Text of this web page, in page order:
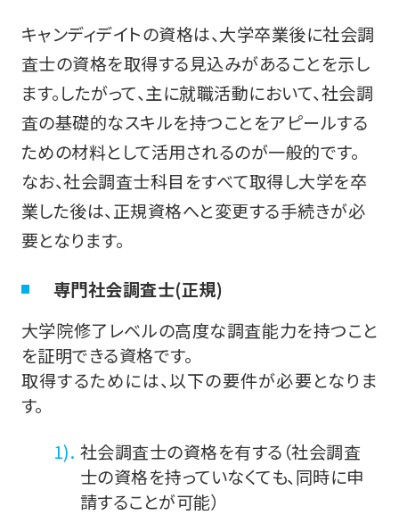
キャンディデイトの資格は、大学卒業後に社会調
査士の資格を取得する見込みがあることを示し
ます。したがって、主に就職活動において、社会調
査の基礎的なスキルを持つことをアピールする
ための材料として活用されるのが一般的です。
なお、社会調査士科目をすべて取得し大学を卒
業した後は、正規資格へと変更する手続きが必
要となります。
専門社会調査士(正規)
大学院修了レベルの高度な調査能力を持つこと
を証明できる資格です。
取得するためには、以下の要件が必要となりま
す。
社会調査士の資格を有する（社会調査
士の資格を持っていなくても、同時に申
請することが可能）